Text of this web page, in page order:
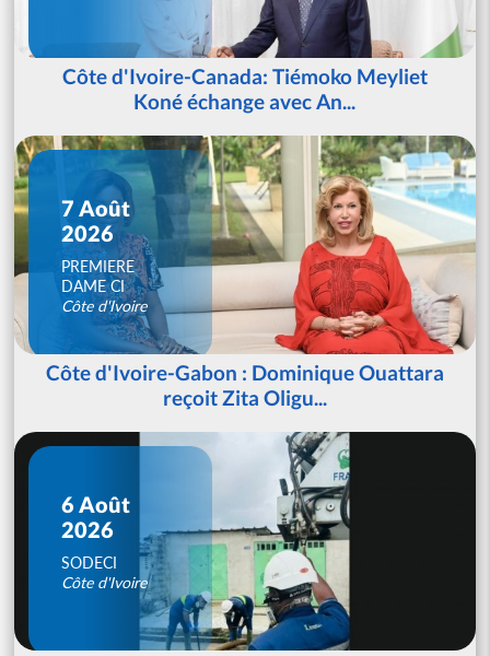
Côte d'Ivoire-Canada: Tiémoko Meyliet
Koné échange avec An...
7 Août
2026
PREMIERE
DAME CI
Côte d'Ivoire
Côte d'Ivoire-Gabon : Dominique Ouattara
reçoit Zita Oligu...
6 Août
2026
SODECI
Côte d'Ivoire